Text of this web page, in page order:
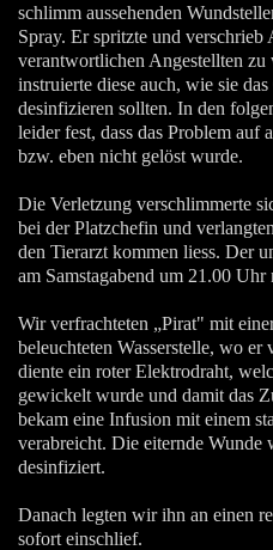
schlimm aussehenden
Spray. Er spritzte und
verantwortlichen Angestellten zu
instruierte diese auch, wie sie
desinfizieren sollten. In den
leider fest, dass das Problem auf
bzw. eben nicht gelöst wurde.
Die Verletzung verschlimmerte
bei der Platzchefin und
den Tierarzt kommen liess. Der
am Samstagabend um 21.00 Uhr
Wir verfrachteten „Pirat" mit
beleuchteten Wasserstelle, wo
diente ein roter Elektrodraht,
gewickelt wurde und damit das
bekam eine Infusion mit einem
verabreicht. Die eiternde Wunde
desinfiziert.
Danach legten wir ihn an einen
sofort einschlief.